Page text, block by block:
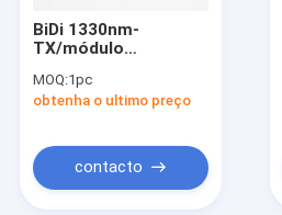
BiDi 1330nm-
TX/módulo
1270nm-RX 20km
10G SFP+
MOQ:1pc
obtenha o ultimo preço
contacto